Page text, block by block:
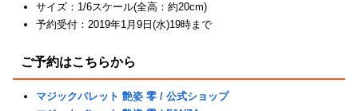
サイズ：1/6スケール(全高：約20cm)
予約受付：2019年1月9日(水)19時まで
ご予約はこちらから
マジックバレット 艶姿 零 / 公式ショップ